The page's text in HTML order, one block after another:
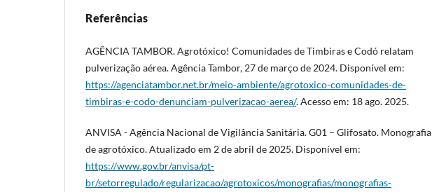
Referências
AGÊNCIA TAMBOR. Agrotóxico! Comunidades de Timbiras e Codó relatam
pulverização aérea. Agência Tambor, 27 de março de 2024. Disponível em:
https://agenciatambor.net.br/meio-ambiente/agrotoxico-comunidades-de-
timbiras-e-codo-denunciam-pulverizacao-aerea/. Acesso em: 18 ago. 2025.
ANVISA - Agência Nacional de Vigilância Sanitária. G01 – Glifosato. Monografia
de agrotóxico. Atualizado em 2 de abril de 2025. Disponível em:
https://www.gov.br/anvisa/pt-
br/setorregulado/regularizacao/agrotoxicos/monografias/monografias-